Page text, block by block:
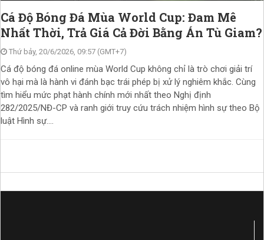
Cá Độ Bóng Đá Mùa World Cup: Đam Mê
Nhất Thời, Trả Giá Cả Đời Bằng Án Tù Giam?
Thứ bảy, 20/6/2026, 09:57 (GMT+7)
Cá độ bóng đá online mùa World Cup không chỉ là trò chơi giải trí
vô hại mà là hành vi đánh bạc trái phép bị xử lý nghiêm khắc. Cùng
tìm hiểu mức phạt hành chính mới nhất theo Nghị định
282/2025/NĐ-CP và ranh giới truy cứu trách nhiệm hình sự theo Bộ
luật Hình sự....